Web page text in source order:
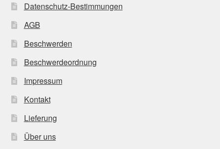
Datenschutz-Bestimmungen
AGB
Beschwerden
Beschwerdeordnung
Impressum
Kontakt
Lieferung
Über uns